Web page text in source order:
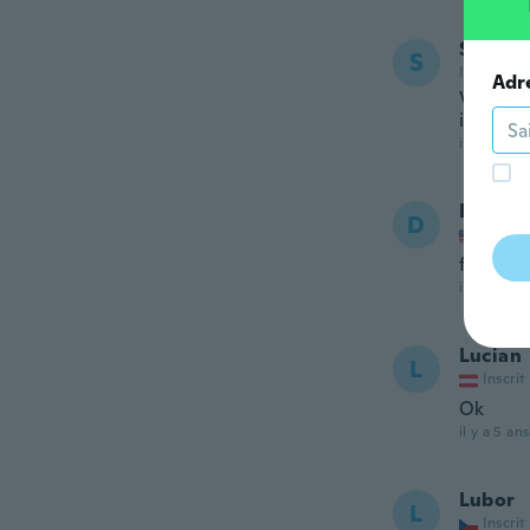
S Shirley
Inscrit
Very
in size.
il y a 5 ans
D Debbie
foest
il y a 5 ans
L Lucian
Inscrit
Ok
il y a 5 ans
L Lubor
Inscrit